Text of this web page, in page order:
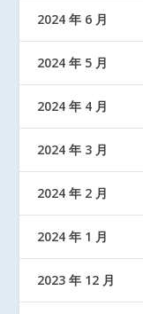
2024 年 6 月
2024 年 5 月
2024 年 4 月
2024 年 3 月
2024 年 2 月
2024 年 1 月
2023 年 12 月